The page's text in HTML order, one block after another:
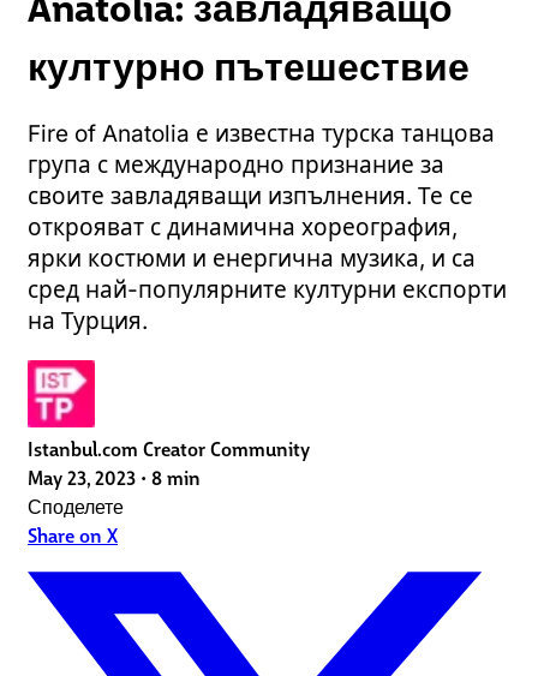
културно пътешествие
Fire of Anatolia е известна турска танцова
група с международно признание за
своите завладяващи изпълнения. Те се
открояват с динамична хореография,
ярки костюми и енергична музика, и са
сред най-популярните културни експорти
на Турция.
Istanbul.com Creator Community
May 23, 2023 • 8 min
Споделете
Share on X